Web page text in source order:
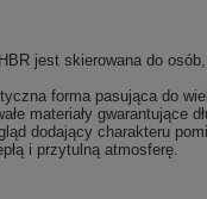
jest skierowana do
forma pasująca do
materiały gwarantujące
dodający charakteru
i przytulną atmosferę.